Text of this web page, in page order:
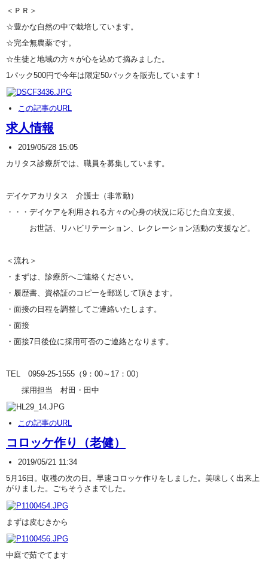
＜ＰＲ＞
☆豊かな自然の中で栽培しています。
☆完全無農薬です。
☆生徒と地域の方々が心を込めて摘みました。
1パック500円で今年は限定50パックを販売しています！
この記事のURL
求人情報
2019/05/28 15:05
カリタス診療所では、職員を募集しています。
デイケアカリタス 介護士（非常勤）
・・・デイケアを利用される方々の心身の状況に応じた自立支援、
お世話、リハビリテーション、レクレーション活動の支援など。
＜流れ＞
・まずは、診療所へご連絡ください。
・履歴書、資格証のコピーを郵送して頂きます。
・面接の日程を調整してご連絡いたします。
・面接
・面接7日後位に採用可否のご連絡となります。
TEL 0959-25-1555（9：00～17：00）
採用担当 村田・田中
この記事のURL
コロッケ作り（老健）
2019/05/21 11:34
5月16日。収穫の次の日。早速コロッケ作りをしました。美味しく出来上
がりました。ごちそうさまでした。
まずは皮むきから
中庭で茹でてます